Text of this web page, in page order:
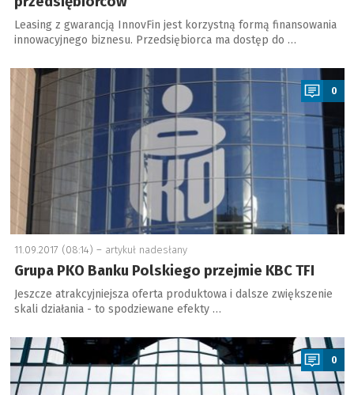
Leasing z gwarancją InnovFin jest korzystną formą finansowania
innowacyjnego biznesu. Przedsiębiorca ma dostęp do …
a
0
11.09.2017 (08:14) – artykuł nadesłany
Grupa PKO Banku Polskiego przejmie KBC TFI
Jeszcze atrakcyjniejsza oferta produktowa i dalsze zwiększenie
skali działania - to spodziewane efekty …
a
0